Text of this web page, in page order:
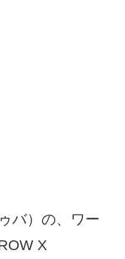
バ）の、ワー
X